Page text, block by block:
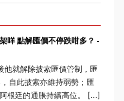
咩 點解匯價不停跌咁多？ -
就解除披索匯價管制，匯
自此披索亦維持弱勢；匯
根廷的通脹持續高位。 […]